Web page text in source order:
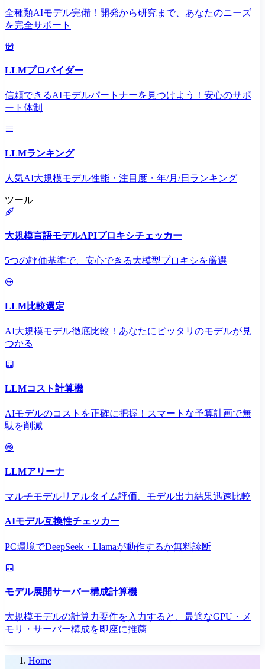
全種類AIモデル完備！開発から研究まで、あなたのニーズ
を完全サポート
LLMプロバイダー
信頼できるAIモデルパートナーを見つけよう！安心のサポ
ート体制
LLMランキング
人気AI大規模モデル性能・注目度・年/月/日ランキング
ツール
大規模言語モデルAPIプロキシチェッカー
5つの評価基準で、安心できる大模型プロキシを厳選
LLM比較選定
AI大規模モデル徹底比較！あなたにピッタリのモデルが見
つかる
LLMコスト計算機
AIモデルのコストを正確に把握！スマートな予算計画で無
駄を削減
LLMアリーナ
マルチモデルリアルタイム評価、モデル出力結果迅速比較
AIモデル互換性チェッカー
PC環境でDeepSeek・Llamaが動作するか無料診断
モデル展開サーバー構成計算機
大規模モデルの計算力要件を入力すると、最適なGPU・メ
モリ・サーバー構成を即座に推薦
Home